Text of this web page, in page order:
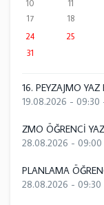
10
11
17
18
24
25
31
16. PEYZAJMO
19.08.2026 - 09:30
ZMO ÖĞRENCİ
28.08.2026 - 09:00
PLANLAMA
28.08.2026 - 09:30